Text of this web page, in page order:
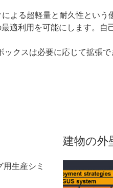
よる超軽量と耐久性とい
適利用を可能にします。
クスは必要に応じて拡張
生産シミ
建物の外